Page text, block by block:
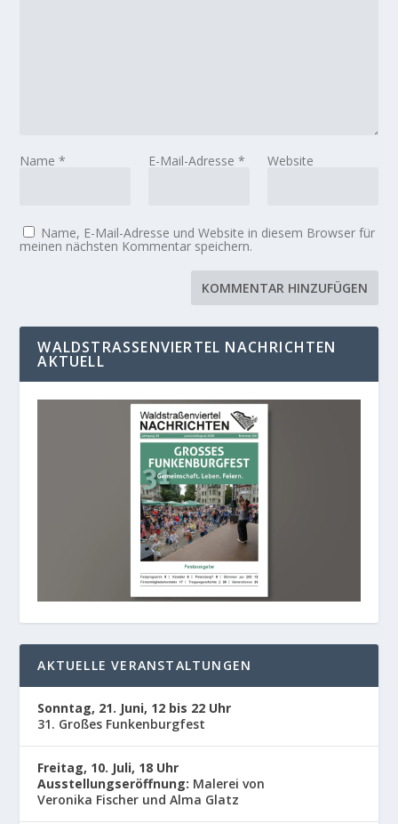
Name* E-Mail-Adresse * Website
Name, E-Mail-Adresse und Website in diesem Browser für
meinen nächsten Kommentar speichern.
WALDSTRASSENVIERTEL NACHRICHTEN A
KTUELL
AKTUELLE VERANSTALTUNGEN
Sonntag, 21. Juni, 12 bis 22 Uhr
31. Großes Funkenburgfest
Freitag, 10. Juli, 18 Uhr
Ausstellungseröffnung: Malerei von
Veronika Fischer und Alma Glatz